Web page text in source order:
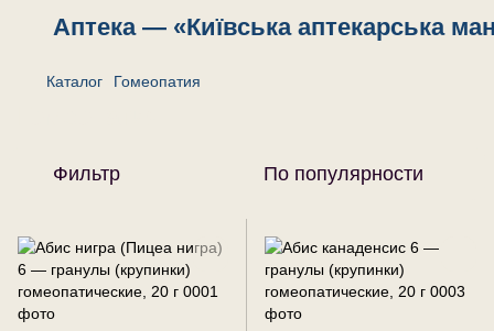
Аптека — «Київська аптекарська
Каталог Гомеопатия
Фильтр По популярности